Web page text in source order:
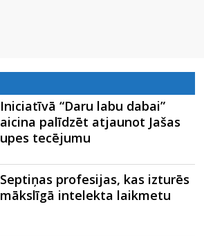
Iniciatīvā “Daru labu dabai”
aicina palīdzēt atjaunot Jašas
upes tecējumu
Septiņas profesijas, kas izturēs
mākslīgā intelekta laikmetu